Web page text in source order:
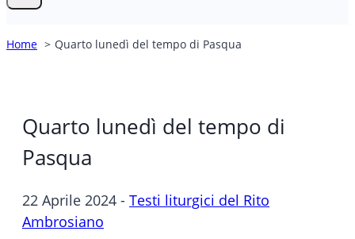
Home Quarto lunedì del tempo di Pasqua
Quarto lunedì del tempo di
Pasqua
22 Aprile 2024 - Testi liturgici del Rito
Ambrosiano